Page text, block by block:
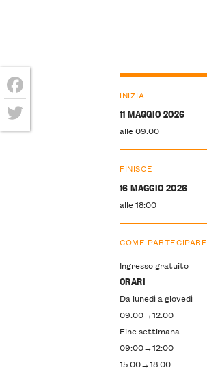
INIZIA
11 MAGGIO 2026
alle 09:00
FINISCE
16 MAGGIO 2026
alle 18:00
COME PARTECIPARE
Ingresso gratuito
ORARI
Da lunedì a giovedì
09:00→12:00
Fine settimana
09:00→12:00
15:00→18:00
Facebook
Twitter